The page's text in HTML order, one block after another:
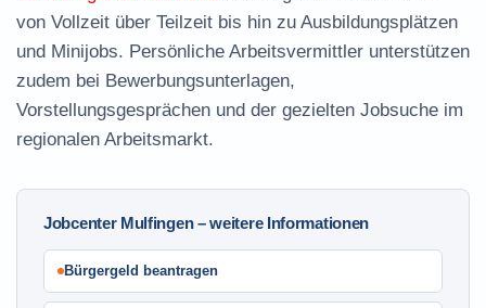
von Vollzeit über Teilzeit bis hin zu Ausbildungsplätzen
und Minijobs. Persönliche Arbeitsvermittler unterstützen
zudem bei Bewerbungsunterlagen,
Vorstellungsgesprächen und der gezielten Jobsuche im
regionalen Arbeitsmarkt.
Jobcenter Mulfingen – weitere Informationen
Bürgergeld beantragen